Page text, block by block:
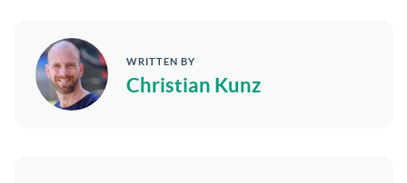
WRITTEN BY
Christian Kunz